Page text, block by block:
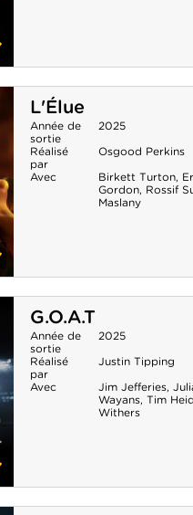
L'Élue
Année de
sortie
2025
Réalisé
par
Osgood Perkins
Avec
Birkett Turton,
Gordon, Rossif
Maslany
G.O.A.T
Année de
sortie
2025
Réalisé
par
Justin Tipping
Avec
Jim Jefferies,
Wayans, Tim
Withers